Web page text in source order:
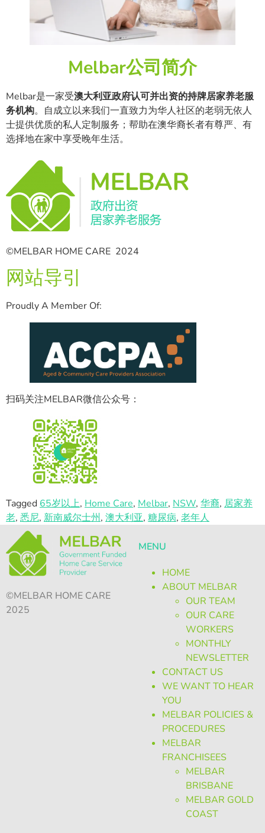
Melbar公司简介
Melbar是一家受澳大利亚政府认可并出资的持牌居家养老服
务机构。自成立以来我们一直致力为华人社区的老弱无依人
士提供优质的私人定制服务；帮助在澳华裔长者有尊严、有
选择地在家中享受晚年生活。
©MELBAR HOME CARE 2024
网站导引
Proudly A Member Of:
扫码关注MELBAR微信公众号：
Tagged 65岁以上, Home Care, Melbar, NSW, 华裔, 居家养
老, 悉尼, 新南威尔士州, 澳大利亚, 糖尿病, 老年人
©MELBAR HOME CARE
2025
MENU
HOME
ABOUT MELBAR
OUR TEAM
OUR CARE
WORKERS
MONTHLY
NEWSLETTER
CONTACT US
WE WANT TO HEAR
YOU
MELBAR POLICIES &
PROCEDURES
MELBAR
FRANCHISEES
MELBAR
BRISBANE
MELBAR GOLD
COAST